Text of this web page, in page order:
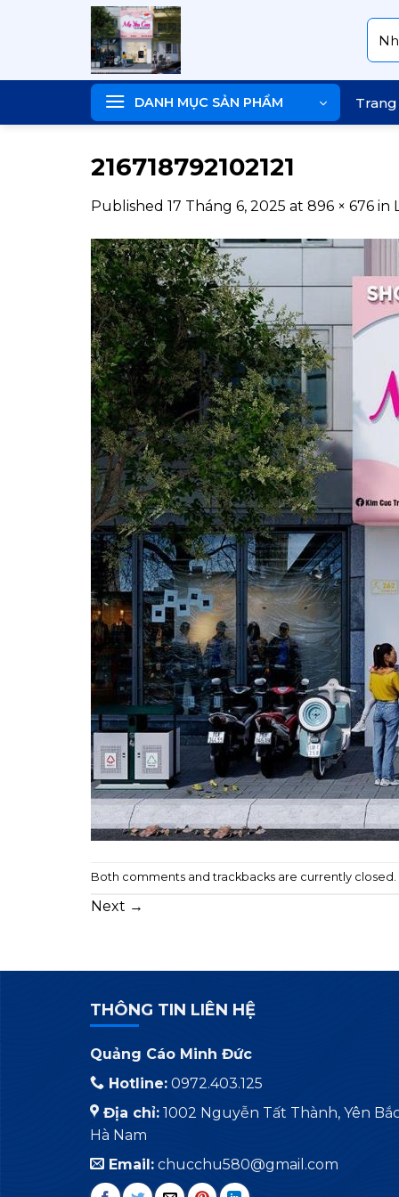
Tìm
DANH MỤC SẢN PHẨM
216718792102121
Published 17 Tháng 6, 2025 at 896 × 676 in
Both comments and trackbacks are currently closed.
Next →
THÔNG TIN LIÊN HỆ
Quảng Cáo Minh Đức
Hotline:0972.403.125
Địa chỉ:1002 Nguyễn Tất Thành, Yên
Hà Nam
Email:chucchu580@gmail.com